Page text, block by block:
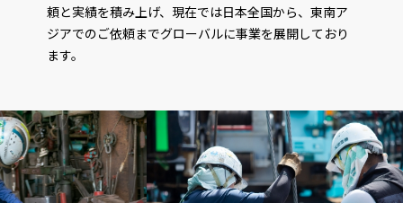
頼と実績を積み上げ、現在では日本全国から、東南ア
ジアでのご依頼までグローバルに事業を展開しており
ます。